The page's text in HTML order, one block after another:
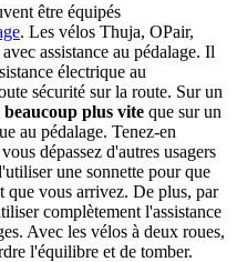
être équipés
. Les vélos Thuja, OPair,
assistance au pédalage. Il
électrique au
sécurité sur la route. Sur un
plus vite que sur un
au pédalage. Tenez-en
dépassez d'autres usagers
une sonnette pour que
que vous arrivez. De plus, par
complètement l'assistance
Avec les vélos à deux roues,
l'équilibre et de tomber.